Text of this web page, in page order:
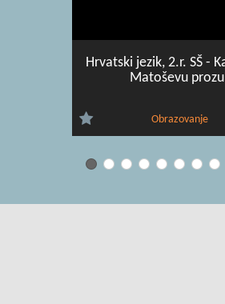
Hrvatski jezik, 2.r. SŠ -
Matoševu
Obrazovanje